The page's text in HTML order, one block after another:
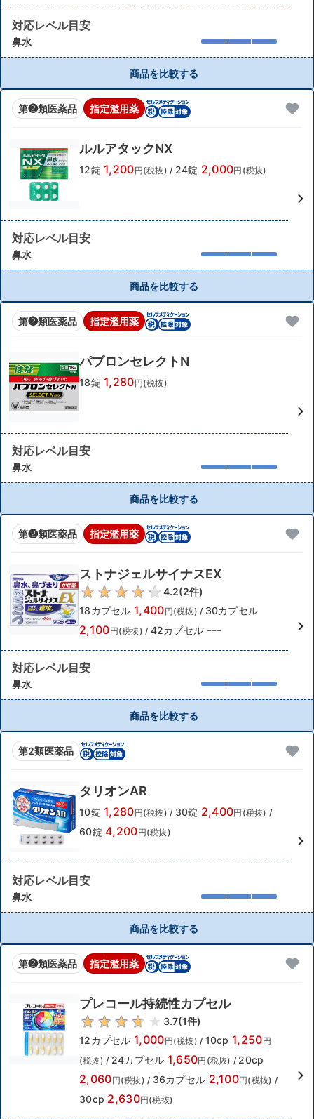
対応レベル目安
鼻水
商品を比較する
第❷類医薬品 指定濫用薬
ルルアタックNX
12錠 1,200円(税抜) / 24錠 2,000円(税抜)
対応レベル目安
鼻水
商品を比較する
第❷類医薬品 指定濫用薬
パブロンセレクトN
18錠 1,280円(税抜)
対応レベル目安
鼻水
商品を比較する
第❷類医薬品 指定濫用薬
ストナジェルサイナスEX
4.2(2件)
18カプセル 1,400円(税抜) / 30カプセル
2,100円(税抜) / 42カプセル ---
対応レベル目安
鼻水
商品を比較する
第2類医薬品
タリオンAR
10錠 1,280円(税抜) / 30錠 2,400円(税抜) /
60錠 4,200円(税抜)
対応レベル目安
鼻水
商品を比較する
第❷類医薬品 指定濫用薬
プレコール持続性カプセル
3.7(1件)
12カプセル 1,000円(税抜) / 10cp 1,250円
(税抜) / 24カプセル 1,650円(税抜) / 20cp
2,060円(税抜) / 36カプセル 2,100円(税抜) /
30cp 2,630円(税抜)